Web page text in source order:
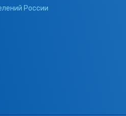
России